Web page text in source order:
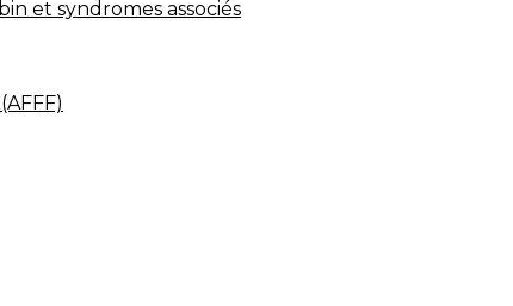
et syndromes associés